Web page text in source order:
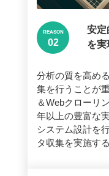
REASON
安定
を実
分析の質を高め
集を行うことが
＆Webクローリ
年以上の豊富な
システム設計を
タ収集を実施す